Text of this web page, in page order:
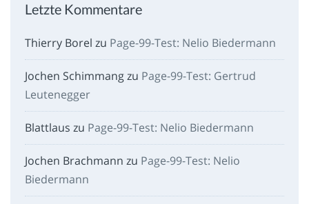
Letzte Kommentare
Thierry Borel zu Page-99-Test: Nelio Biedermann
Jochen Schimmangzu Page-99-Test: Gertrud
Leutenegger
Blattlaus zu Page-99-Test: Nelio Biedermann
Jochen Brachmann zu Page-99-Test: Nelio
Biedermann